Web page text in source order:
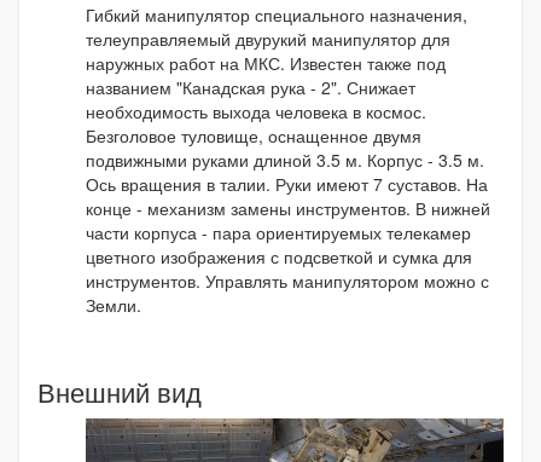
Гибкий манипулятор специального назначения,
телеуправляемый двурукий манипулятор для
наружных работ на МКС. Известен также под
названием "Канадская рука - 2". Снижает
необходимость выхода человека в космос.
Безголовое туловище, оснащенное двумя
подвижными руками длиной 3.5 м. Корпус - 3.5 м.
Ось вращения в талии. Руки имеют 7 суставов. На
конце - механизм замены инструментов. В нижней
части корпуса - пара ориентируемых телекамер
цветного изображения с подсветкой и сумка для
инструментов. Управлять манипулятором можно с
Земли.
Внешний вид